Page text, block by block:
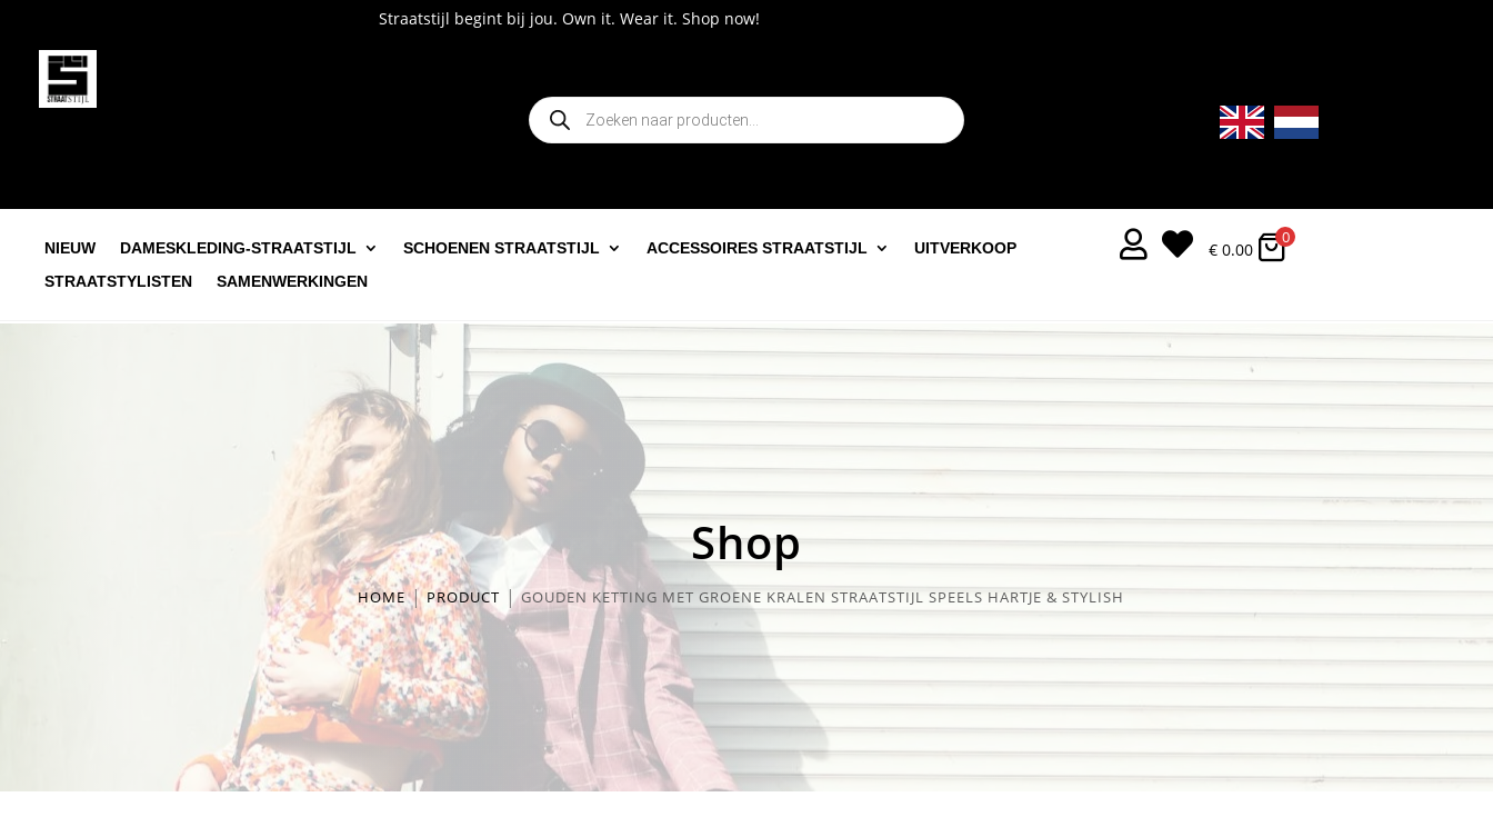
Straatstijl begint bij jou. Own it. Wear it. Shop now!
Producten
zoeken
NIEUW DAMESKLEDING-STRAATSTIJL SCHOENEN STRAATSTIJL ACCESSOIRES STRAATSTIJL
UITVERKOOP
STRAATSTYLISTEN
SAMENWERKINGEN
  € 0.00
0
Shop
HOME PRODUCT GOUDEN KETTING MET GROENE KRALEN STRAATSTIJL SPEELS HARTJE & STYLISH